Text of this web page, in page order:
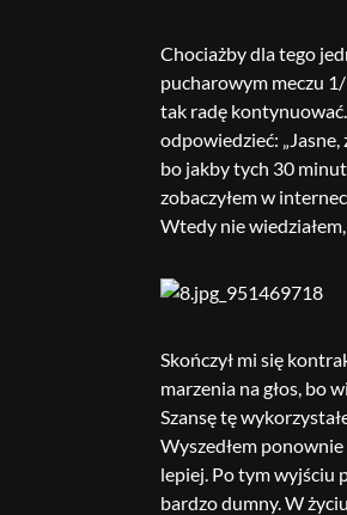
Chociażby dla tego
pucharowym meczu
tak radę kontynuować.
odpowiedzieć:
bo jakby tych 30
zobaczyłem w
Wtedy nie
Skończył mi się
marzenia na głos, bo
Szansę tę
Wyszedłem ponownie
lepiej. Po tym wyjściu
bardzo dumny. W